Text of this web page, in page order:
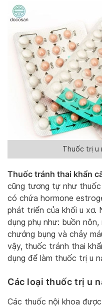
Thuốc trị u
Thuốc tránh thai khẩn
cũng tương tự như
có chứa hormone
phát triển của khối u xơ.
dụng phụ như: buồn
chướng bụng và chảy
vậy, thuốc tránh thai
dụng để làm thuốc trị u
Các loại thuốc trị u
Các thuốc nội khoa